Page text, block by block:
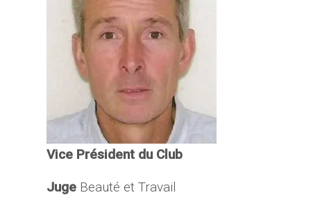
Vice Président du Club
Juge Beauté et Travail